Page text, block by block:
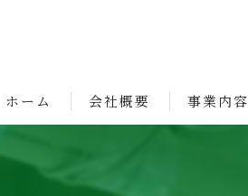
ホーム 会社概要 事業内容